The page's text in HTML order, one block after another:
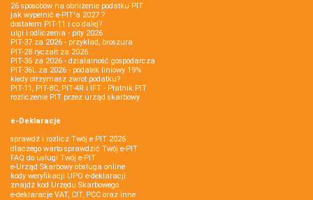
26 sposobów na obniżenie podatku PIT
jak wypełnić e-PIT'a 2027 ?
dostałem PIT-11 i co dalej?
ulgi i odliczenia - pity 2026
PIT-37 za 2026 - przykład, broszura
PIT-28 ryczałt za 2026
PIT-36 za 2026 - działalność gospodarcza
PIT-36L za 2026 - podatek liniowy 19%
kiedy otrzymasz zwrot podatku?
PIT-11, PIT-8C, PIT-4R i IFT - Płatnik PIT
rozliczenie PIT przez urząd skarbowy
e-Deklaracje
sprawdź i rozlicz Twój e PIT 2026
dlaczego warto sprawdzić Twój e-PIT
FAQ do usługi Twój e-PIT
e-Urząd Skarbowy obsługa online
kody weryfikacji UPO e-deklaracji
znajdź kod Urzędu Skarbowego
e-deklaracje VAT, CIT, PCC oraz inne